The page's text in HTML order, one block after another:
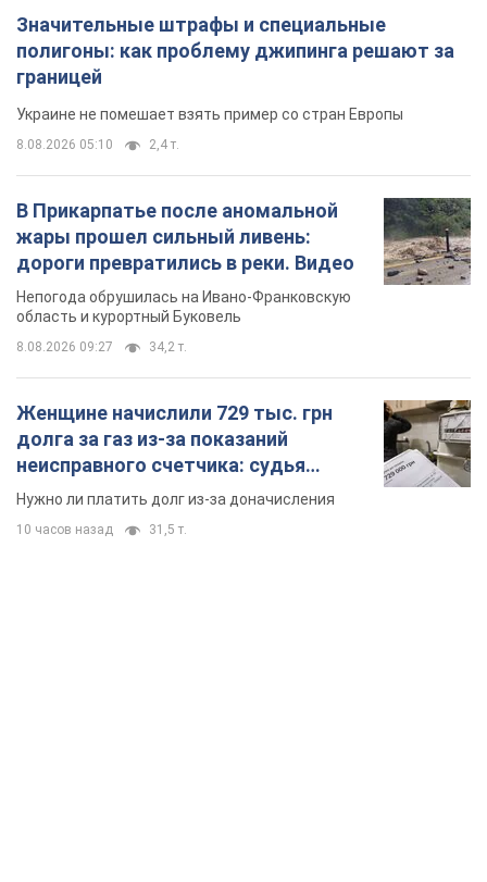
Значительные штрафы и специальные
полигоны: как проблему джипинга решают за
границей
Украине не помешает взять пример со стран Европы
8.08.2026 05:10 2,4 т.
В Прикарпатье после аномальной
жары прошел сильный ливень:
дороги превратились в реки. Видео
Непогода обрушилась на Ивано-Франковскую
область и курортный Буковель
8.08.2026 09:27 34,2 т.
Женщине начислили 729 тыс. грн
долга за газ из-за показаний
неисправного счетчика: судья
вынес неожиданное решение
Нужно ли платить долг из-за доначисления
10 часов назад 31,5 т.